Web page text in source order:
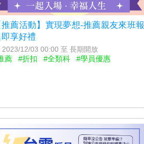
推薦活動】實現夢想-推薦親友來班報
享好禮
2023/12/03 00:00 至 長期開放
薦 #折扣 #全類科 #學員優惠